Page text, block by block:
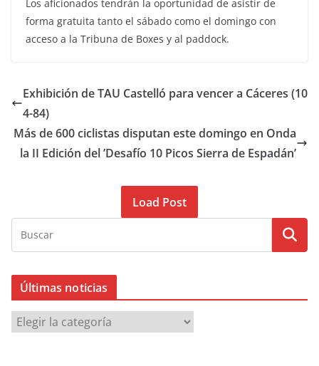
Los aficionados tendrán la oportunidad de asistir de
forma gratuita tanto el sábado como el domingo con
acceso a la Tribuna de Boxes y al paddock.
Exhibición de TAU Castelló para vencer a Cáceres (10
4-84)
Más de 600 ciclistas disputan este domingo en Onda
la II Edición del ’Desafío 10 Picos Sierra de Espadán’
Load Post
Últimas noticias
Ú